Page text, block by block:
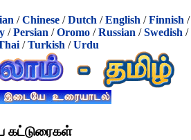
/Chinese /Dutch /English /Finnish /
/Persian /Oromo /Russian /Swedish /
/Turkish /Urdu
கட்டுரைகள்